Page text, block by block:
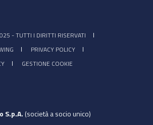
- TUTTI I DIRITTI RISERVATI
PRIVACY POLICY
GESTIONE COOKIE
S.p.A. (società a socio unico)